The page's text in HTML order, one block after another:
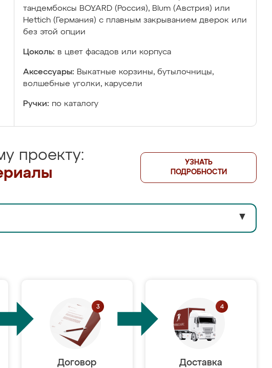
тандембоксы BOYARD (Россия), Blum (Австрия) или
Hettich (Германия) с плавным закрыванием дверок или
без этой опции
Цоколь: в цвет фасадов или корпуса
Аксессуары: Выкатные корзины, бутылочницы,
волшебные уголки, карусели
Ручки: по каталогу
проекту:
УЗНАТЬ
ПОДРОБНОСТИ
▼
Договор
Доставка